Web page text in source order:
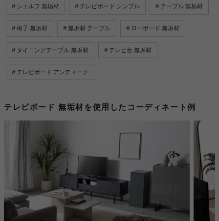
シェルフ 無垢材 テレビボード シンプル テーブル 無垢材
椅子 無垢材 無垢材 テーブル ローボード 無垢材
ダイニングテーブル 無垢材 テレビ台 無垢材
テレビボード アンティーク
テレビボード 無垢材を使用したコーディネート例